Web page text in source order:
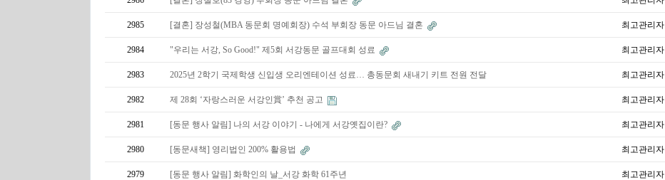
2985 [결혼] 장성철(MBA 동문회 명예회장) 수석 부회장 동문 아드님 결혼 최고관리자
2984 "우리는 서강, So Good!" 제5회 서강동문 골프대회 성료 최고관리자
2983 2025년 2학기 국제학생 신입생 오리엔테이션 성료… 총동문회 새내기 키트 전원 전달 최고관리자
2982 제 28회 ‘자랑스러운 서강인賞’ 추천 공고 최고관리자
2981 [동문 행사 알림] 나의 서강 이야기 - 나에게 서강옛집이란? 최고관리자
2980 [동문새책] 영리법인 200% 활용법 최고관리자
2979 [동문 행사 알림] 화학인의 날_서강 화학 61주년 최고관리자